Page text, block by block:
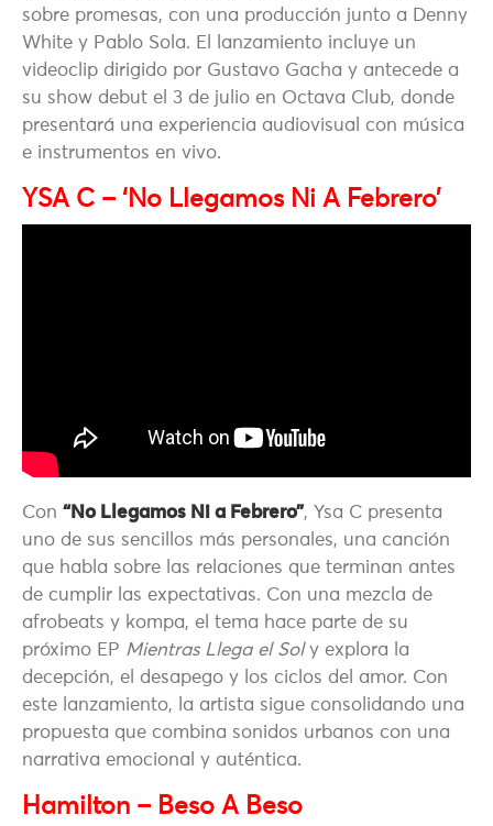
sobre promesas, con una producción junto a Denny
White y Pablo Sola. El lanzamiento incluye un
videoclip dirigido por Gustavo Gacha y antecede a
su show debut el 3 de julio en Octava Club, donde
presentará una experiencia audiovisual con música
e instrumentos en vivo.
YSA C – ‘No Llegamos Ni A Febrero’
Con “No Llegamos Ni a Febrero”, Ysa C presenta
uno de sus sencillos más personales, una canción
que habla sobre las relaciones que terminan antes
de cumplir las expectativas. Con una mezcla de
afrobeats y kompa, el tema hace parte de su
próximo EP Mientras Llega el Soly explora la
decepción, el desapego y los ciclos del amor. Con
este lanzamiento, la artista sigue consolidando una
propuesta que combina sonidos urbanos con una
narrativa emocional y auténtica.
Hamilton – Beso A Beso